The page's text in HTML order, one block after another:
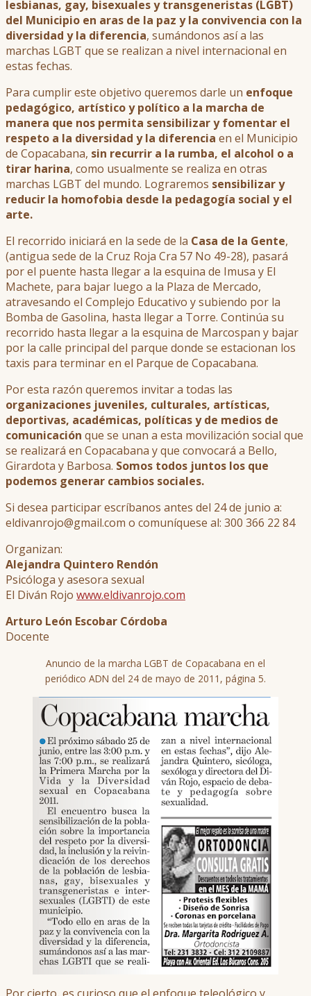
lesbianas, gay, bisexuales y transgeneristas (LGBT)
del Municipio en aras de la paz y la convivencia con la
diversidad y la diferencia, sumándonos así a las
marchas LGBT que se realizan a nivel internacional en
estas fechas.
Para cumplir este objetivo queremos darle un enfoque
pedagógico, artístico y político a la marcha de
manera que nos permita sensibilizar y fomentar el
respeto a la diversidad y la diferencia en el Municipio
de Copacabana, sin recurrir a la rumba, el alcohol o a
tirar harina, como usualmente se realiza en otras
marchas LGBT del mundo. Lograremos sensibilizar y
reducir la homofobia desde la pedagogía social y el
arte.
El recorrido iniciará en la sede de la Casa de la Gente,
(antigua sede de la Cruz Roja Cra 57 No 49-28), pasará
por el puente hasta llegar a la esquina de Imusa y El
Machete, para bajar luego a la Plaza de Mercado,
atravesando el Complejo Educativo y subiendo por la
Bomba de Gasolina, hasta llegar a Torre. Continúa su
recorrido hasta llegar a la esquina de Marcospan y bajar
por la calle principal del parque donde se estacionan los
taxis para terminar en el Parque de Copacabana.
Por esta razón queremos invitar a todas las
organizaciones juveniles, culturales, artísticas,
deportivas, académicas, políticas y de medios de
comunicación que se unan a esta movilización social que
se realizará en Copacabana y que convocará a Bello,
Girardota y Barbosa. Somos todos juntos los que
podemos generar cambios sociales.
Si desea participar escríbanos antes del 24 de junio a:
eldivanrojo@gmail.com o comuníquese al: 300 366 22 84
Organizan:
Alejandra Quintero Rendón
Psicóloga y asesora sexual
El Diván Rojo www.eldivanrojo.com
Arturo León Escobar Córdoba
Docente
Anuncio de la marcha LGBT de Copacabana en el
periódico ADN del 24 de mayo de 2011, página 5.